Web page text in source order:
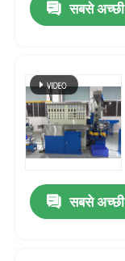
सबसे
सबसे